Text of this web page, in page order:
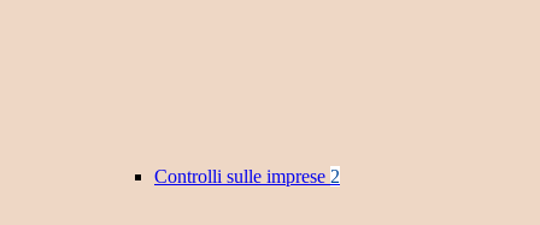
Controlli sulle imprese 2